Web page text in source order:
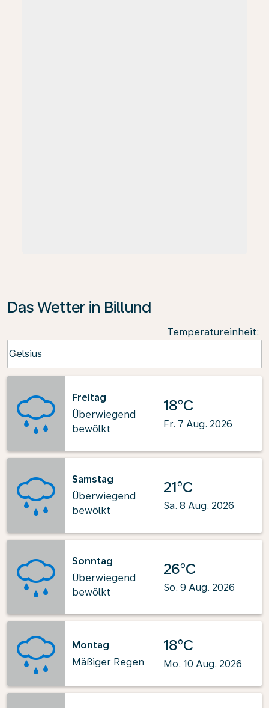
Das Wetter in Billund
Temperatureinheit:
Celsius
keyboard_arrow_down
Freitag
Überwiegend
bewölkt
18°C
Fr. 7 Aug. 2026
Samstag
Überwiegend
bewölkt
21°C
Sa. 8 Aug. 2026
Sonntag
Überwiegend
bewölkt
26°C
So. 9 Aug. 2026
Montag
Mäßiger Regen
18°C
Mo. 10 Aug. 2026